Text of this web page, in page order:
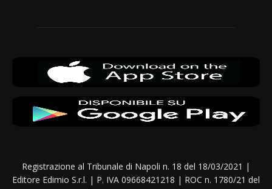
Registrazione al Tribunale di Napoli n. 18 del 18/03/2021 |
Editore Edimio S.r.l. | P. IVA 09668421218 | ROC n. 1780/21 del